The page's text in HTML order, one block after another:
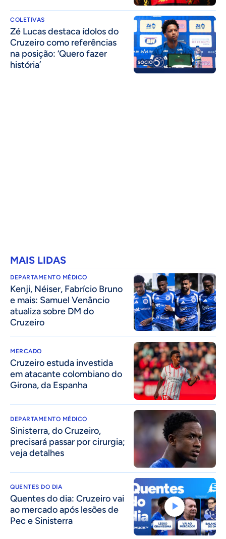
COLETIVAS
Zé Lucas destaca ídolos do
Cruzeiro como referências
na posição: ‘Quero fazer
história’
MAIS LIDAS
DEPARTAMENTO MÉDICO
Kenji, Néiser, Fabrício Bruno
e mais: Samuel Venâncio
atualiza sobre DM do
Cruzeiro
MERCADO
Cruzeiro estuda investida
em atacante colombiano do
Girona, da Espanha
DEPARTAMENTO MÉDICO
Sinisterra, do Cruzeiro,
precisará passar por cirurgia;
veja detalhes
QUENTES DO DIA
Quentes do dia: Cruzeiro vai
ao mercado após lesões de
Pec e Sinisterra